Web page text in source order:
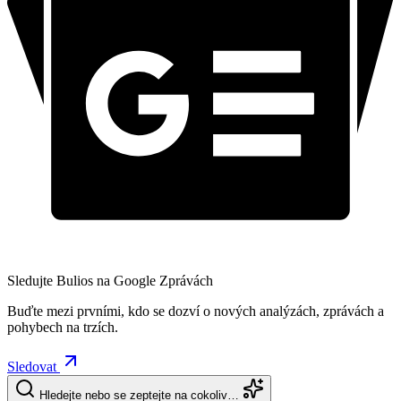
Sledujte Bulios na Google Zprávách
Buďte mezi prvními, kdo se dozví o nových analýzách, zprávách a
pohybech na trzích.
Sledovat
Hledejte nebo se zeptejte na cokoliv…